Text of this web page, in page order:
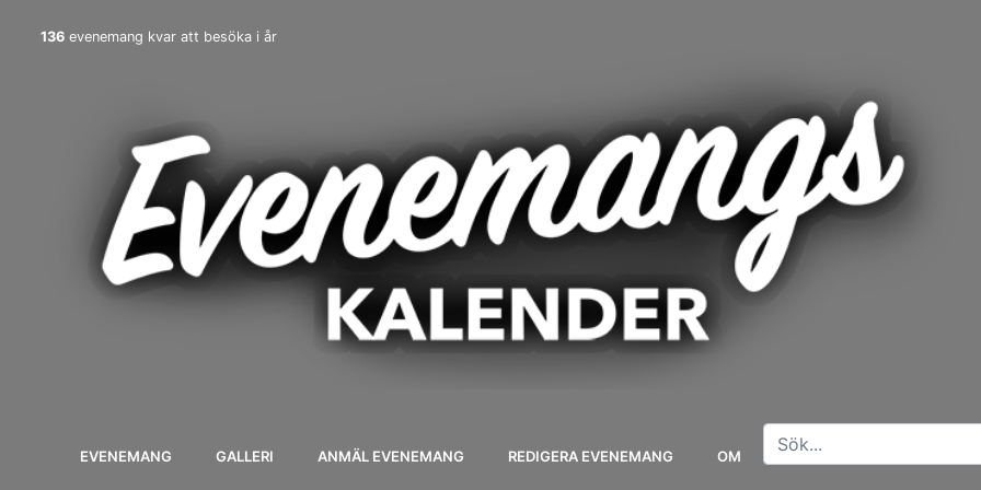
136 evenemang kvar att besöka i år
EVENEMANG GALLERI ANMÄL EVENEMANG REDIGERA EVENEMANG OM